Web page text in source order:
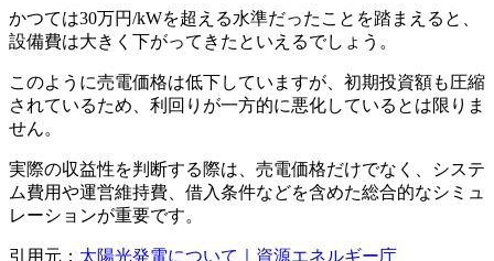
かつては30万円/kWを超える水準だったことを踏まえると、
設備費は大きく下がってきたといえるでしょう。
このように売電価格は低下していますが、初期投資額も圧縮
されているため、利回りが一方的に悪化しているとは限りま
せん。
実際の収益性を判断する際は、売電価格だけでなく、システ
ム費用や運営維持費、借入条件などを含めた総合的なシミュ
レーションが重要です。
引用元： 太陽光発電について｜資源エネルギー庁